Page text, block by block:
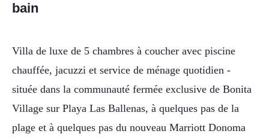
bain
Villa de luxe de 5 chambres à coucher avec piscine
chauffée, jacuzzi et service de ménage quotidien -
située dans la communauté fermée exclusive de Bonita
Village sur Playa Las Ballenas, à quelques pas de la
plage et à quelques pas du nouveau Marriott Donoma